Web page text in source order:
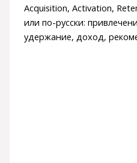
Acquisition, Activation,
или по-русски:
удержание, доход,